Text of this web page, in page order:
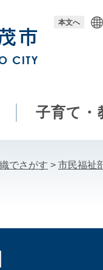
本文へ
子育て・
でさがす > 市民福祉